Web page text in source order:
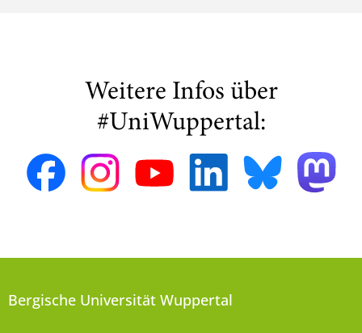
Weitere Infos über
#UniWuppertal:
Bergische Universität Wuppertal